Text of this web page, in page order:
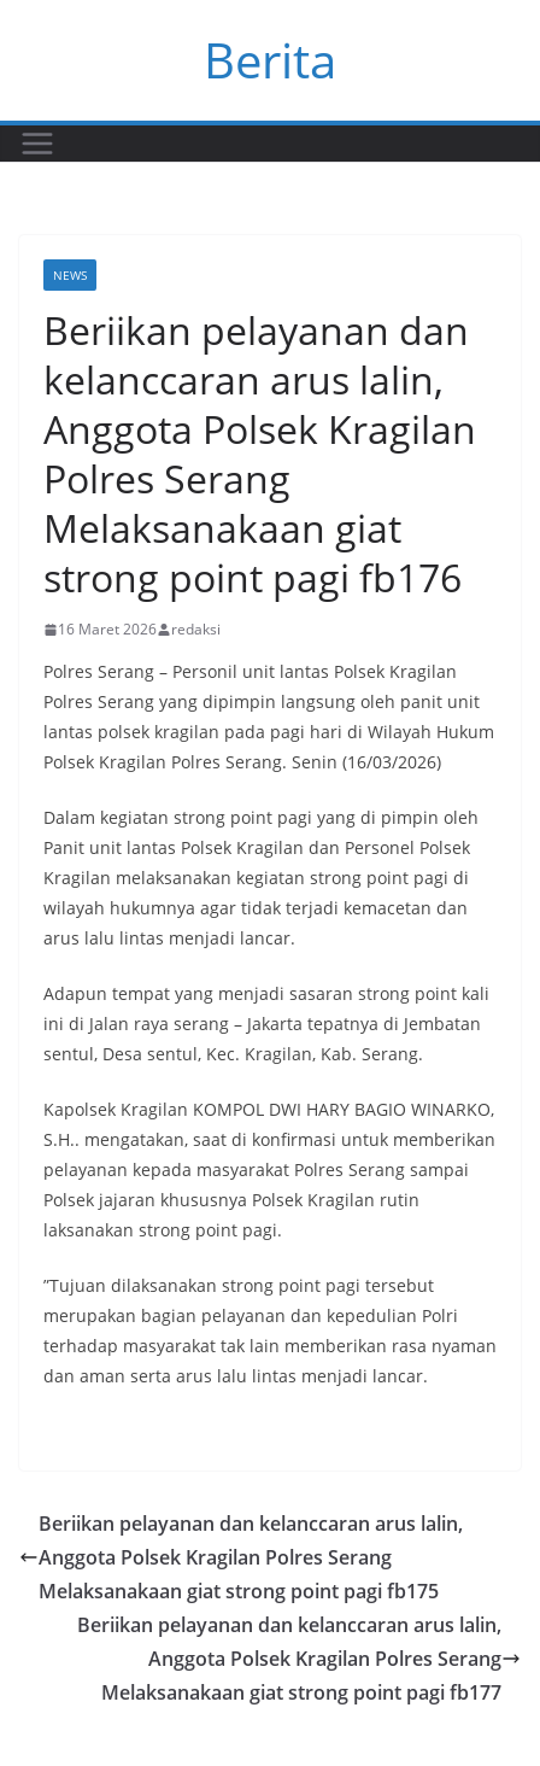
Berita
NEWS
Beriikan pelayanan dan
kelanccaran arus lalin,
Anggota Polsek Kragilan
Polres Serang
Melaksanakaan giat
strong point pagi fb176
16 Maret 2026 redaksi
Polres Serang – Personil unit lantas Polsek Kragilan
Polres Serang yang dipimpin langsung oleh panit unit
lantas polsek kragilan pada pagi hari di Wilayah Hukum
Polsek Kragilan Polres Serang. Senin (16/03/2026)
Dalam kegiatan strong point pagi yang di pimpin oleh
Panit unit lantas Polsek Kragilan dan Personel Polsek
Kragilan melaksanakan kegiatan strong point pagi di
wilayah hukumnya agar tidak terjadi kemacetan dan
arus lalu lintas menjadi lancar.
Adapun tempat yang menjadi sasaran strong point kali
ini di Jalan raya serang – Jakarta tepatnya di Jembatan
sentul, Desa sentul, Kec. Kragilan, Kab. Serang.
Kapolsek Kragilan KOMPOL DWI HARY BAGIO WINARKO,
S.H.. mengatakan, saat di konfirmasi untuk memberikan
pelayanan kepada masyarakat Polres Serang sampai
Polsek jajaran khususnya Polsek Kragilan rutin
laksanakan strong point pagi.
”Tujuan dilaksanakan strong point pagi tersebut
merupakan bagian pelayanan dan kepedulian Polri
terhadap masyarakat tak lain memberikan rasa nyaman
dan aman serta arus lalu lintas menjadi lancar.
Beriikan pelayanan dan kelanccaran arus lalin,
Anggota Polsek Kragilan Polres Serang
Melaksanakaan giat strong point pagi fb175
Beriikan pelayanan dan kelanccaran arus lalin,
Anggota Polsek Kragilan Polres Serang
Melaksanakaan giat strong point pagi fb177